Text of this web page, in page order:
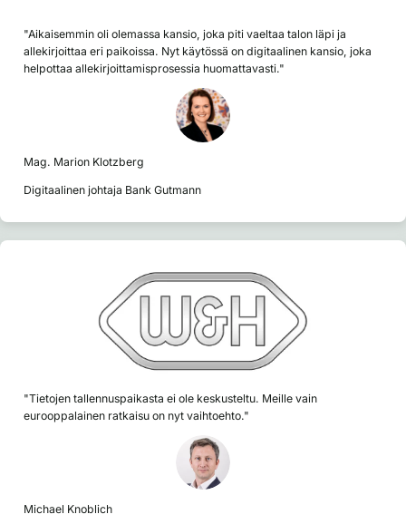
"Aikaisemmin oli olemassa kansio, joka piti vaeltaa talon läpi ja
allekirjoittaa eri paikoissa. Nyt käytössä on digitaalinen kansio, joka
helpottaa allekirjoittamisprosessia huomattavasti."
Mag. Marion Klotzberg
Digitaalinen johtaja Bank Gutmann
"Tietojen tallennuspaikasta ei ole keskusteltu. Meille vain
eurooppalainen ratkaisu on nyt vaihtoehto."
Michael Knoblich